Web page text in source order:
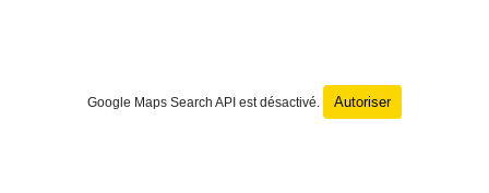
Google Maps Search API est désactivé. Autoriser